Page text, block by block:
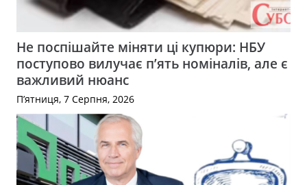
Не поспішайте міняти ці купюри: НБУ
поступово вилучає п’ять номіналів, але є
важливий нюанс
П’ятниця, 7 Серпня, 2026